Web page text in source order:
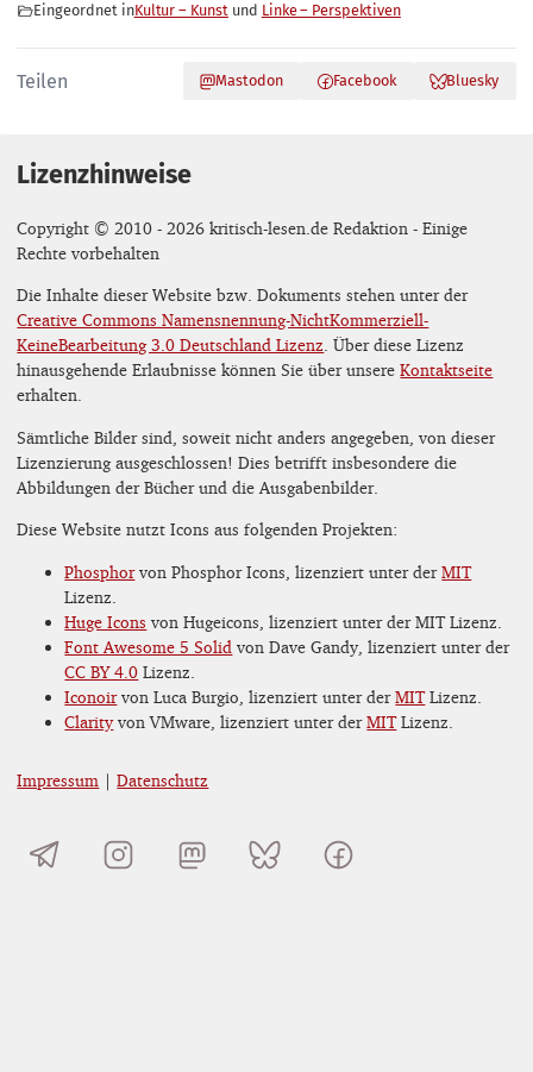
Eingeordnet inKultur – Kunst Linke – Perspektiven
Teilen Mastodon Facebook Bluesky
Lizenzhinweise
Copyright © 2010 - 2026 kritisch-lesen.de Redaktion - Einige
Rechte vorbehalten
Die Inhalte dieser Website bzw. Dokuments stehen unter der
Creative Commons Namensnennung-NichtKommerziell-
KeineBearbeitung 3.0 Deutschland Lizenz . Über diese Lizenz
hinausgehende Erlaubnisse können Sie über unsereKontaktseite
erhalten.
Sämtliche Bilder sind, soweit nicht anders angegeben, von dieser
Lizenzierung ausgeschlossen! Dies betrifft insbesondere die
Abbildungen der Bücher und die Ausgabenbilder.
Diese Website nutzt Icons aus folgenden Projekten:
Phosphorvon Phosphor Icons, lizenziert unter derMIT
Lizenz.
Huge Icons von Hugeicons, lizenziert unter der MIT Lizenz.
Font Awesome 5 Solid von Dave Gandy, lizenziert unter der
CC BY 4.0 Lizenz.
Iconoirvon Luca Burgio, lizenziert unter derMITLizenz.
Clarityvon VMware, lizenziert unter derMITLizenz.
Impressum |Datenschutz